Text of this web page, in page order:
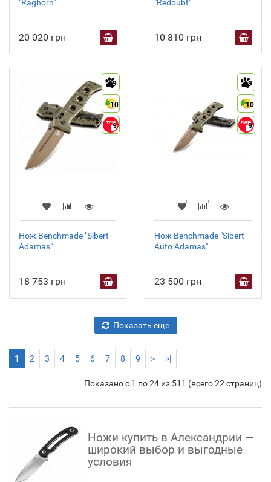
"Raghorn"
20 020 грн
"Redoubt"
10 810 грн
9
10
9
Нож Benchmade "Sibert
Adamas"
18 753 грн
9
10
9
Нож Benchmade "Sibert
Auto Adamas"
23 500 грн
Показать еще
1 2 3 4 5 6 7 8 9 > >|
Показано с 1 по 24 из 511 (всего 22 страниц)
Ножи купить в Александрии —
широкий выбор и выгодные
условия